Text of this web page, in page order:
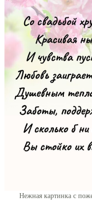
Нежная картинка с